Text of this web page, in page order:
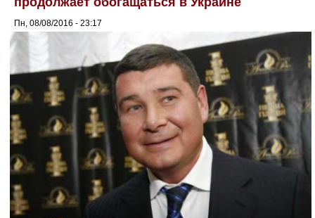
Пн, 08/08/2016 - 23:17